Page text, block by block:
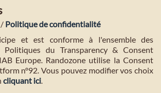
/ Politique de confidentialité
et est conforme à l'ensemble des
Politiques du Transparency & Consent
Europe. Randozone utilise la Consent
n°92. Vous pouvez modifier vos choix
cliquant ici.